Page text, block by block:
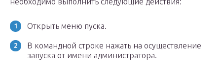
Открыть меню пуска.
В командной строке нажать на осуществление
запуска от имени администратора.